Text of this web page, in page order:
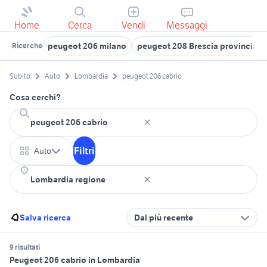
Home Cerca Vendi Messaggi
Ricerche peugeot 206 milano peugeot 208 Brescia provincia
Subito Auto Lombardia peugeot 206 cabrio
Cosa cerchi?
Auto Filtri
Salva ricerca Dal più recente
9 risultati
Peugeot 206 cabrio in Lombardia